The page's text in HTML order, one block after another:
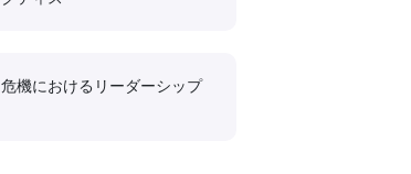
危機におけるリーダーシップ